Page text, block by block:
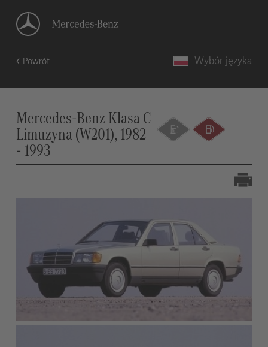
Powrót Wybór języka
Mercedes-Benz Klasa C
Limuzyna (W201), 1982
- 1993